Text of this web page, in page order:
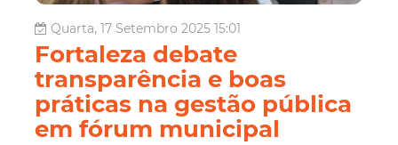
Quarta, 17 Setembro 2025 15:01
Fortaleza debate
transparência e boas
práticas na gestão pública
em fórum municipal